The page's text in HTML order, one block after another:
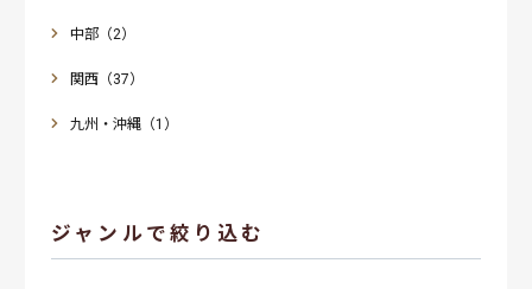
中部（2）
関西（37）
九州・沖縄（1）
ジャンルで絞り込む